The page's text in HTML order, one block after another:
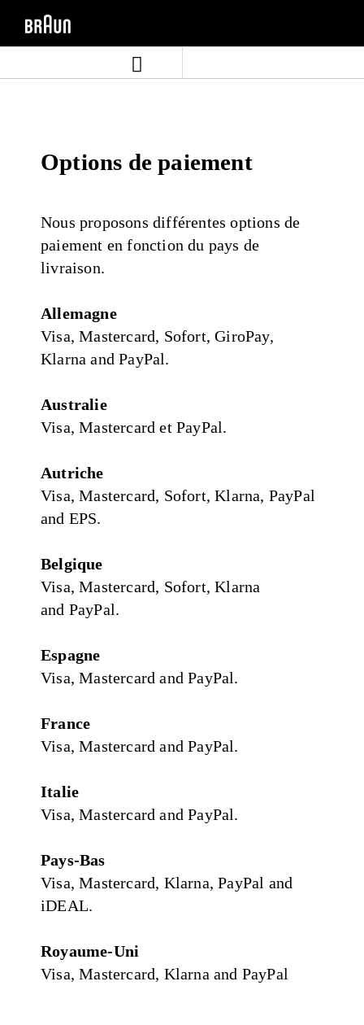
directement
Options de paiement
Nous proposons différentes options de
paiement en fonction du pays de
livraison.
Allemagne
Visa, Mastercard, Sofort, GiroPay,
Klarna and PayPal.
Australie
Visa, Mastercard et PayPal.
Autriche
Visa, Mastercard, Sofort, Klarna, PayPal
and EPS.
Belgique
Visa, Mastercard, Sofort, Klarna
and PayPal.
Espagne
Visa, Mastercard and PayPal.
France
Visa, Mastercard and PayPal.
Italie
Visa, Mastercard and PayPal.
Pays-Bas
Visa, Mastercard, Klarna, PayPal and
iDEAL.
Royaume-Uni
Visa, Mastercard, Klarna and PayPal